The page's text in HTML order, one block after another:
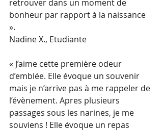
retrouver dans un moment de
bonheur par rapport à la naissance
».
Nadine X., Etudiante
« J’aime cette première odeur
d’emblée. Elle évoque un souvenir
mais je n’arrive pas à me rappeler de
l’évènement. Apres plusieurs
passages sous les narines, je me
souviens ! Elle évoque un repas